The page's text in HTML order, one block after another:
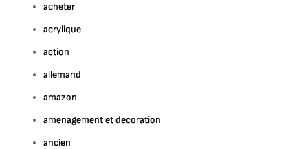
acheter
acrylique
action
allemand
amazon
amenagement et decoration
ancien